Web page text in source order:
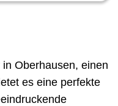
Oberhausen, einen
es eine perfekte